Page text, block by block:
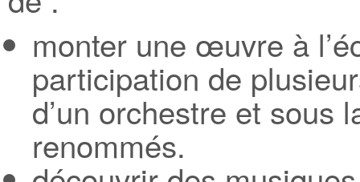
monter une œuvre à
participation de
d’un orchestre et sous
renommés.